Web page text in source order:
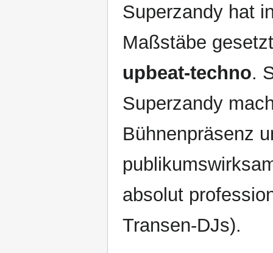
Superzandy hat
Maßstäbe
upbeat-techno.
Superzandy
Bühnenpräsenz
absolut
Transen-DJs).